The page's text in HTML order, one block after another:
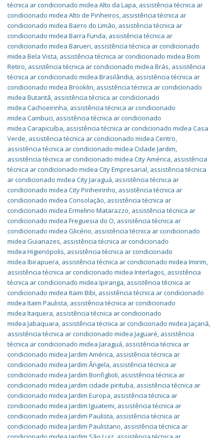
técnica ar condicionado midea Alto da Lapa, assistência técnica ar
condicionado midea Alto de Pinheiros, assistência técnica ar
condicionado midea Bairro do Limão, assistência técnica ar
condicionado midea Barra Funda, assistência técnica ar
condicionado midea Barueri, assistência técnica ar condicionado
midea Bela Vista, assistência técnica ar condicionado midea Bom
Retiro, assistência técnica ar condicionado midea Brás, assistência
técnica ar condicionado midea Brasilândia, assistência técnica ar
condicionado midea Brooklin, assistência técnica ar condicionado
midea Butantã, assistência técnica ar condicionado
midea Cachoeirinha, assistência técnica ar condicionado
midea Cambuci, assistência técnica ar condicionado
midea Carapicuíba, assistência técnica ar condicionado midea Casa
Verde, assistência técnica ar condicionado midea Centro,
assistência técnica ar condicionado midea Cidade Jardim,
assistência técnica ar condicionado midea City América, assistência
técnica ar condicionado midea City Empresarial, assistência técnica
ar condicionado midea City Jaraguá, assistência técnica ar
condicionado midea City Pinheirinho, assistência técnica ar
condicionado midea Consolação, assistência técnica ar
condicionado midea Ermelino Matarazzo, assistência técnica ar
condicionado midea Freguesia do O, assistência técnica ar
condicionado midea Glicério, assistência técnica ar condicionado
midea Guianazes, assistência técnica ar condicionado
midea Higienópolis, assistência técnica ar condicionado
midea Ibirapuera, assistência técnica ar condicionado midea Imirim,
assistência técnica ar condicionado midea Interlagos, assistência
técnica ar condicionado midea Ipiranga, assistência técnica ar
condicionado midea Itaim Bibi, assistência técnica ar condicionado
midea Itaim Paulista, assistência técnica ar condicionado
midea Itaquera, assistência técnica ar condicionado
midea Jabaquara, assistência técnica ar condicionado midea Jaçanã,
assistência técnica ar condicionado midea Jaguaré, assistência
técnica ar condicionado midea Jaraguá, assistência técnica ar
condicionado midea Jardim América, assistência técnica ar
condicionado midea Jardim Ângela, assistência técnica ar
condicionado midea Jardim Bonfiglioli, assistência técnica ar
condicionado midea jardim cidade pirituba, assistência técnica ar
condicionado midea Jardim Europa, assistência técnica ar
condicionado midea Jardim Iguatemi, assistência técnica ar
condicionado midea Jardim Paulista, assistência técnica ar
condicionado midea Jardim Paulistano, assistência técnica ar